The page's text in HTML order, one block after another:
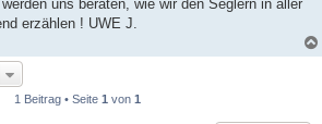
uns beraten, wie wir den Seglern in aller
erzählen ! UWE J.
1 Beitrag • Seite 1 von 1